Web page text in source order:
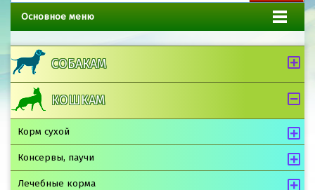
Основное меню
СОБАКАМ
КОШКАМ
Корм сухой
Консервы, паучи
Лечебные корма